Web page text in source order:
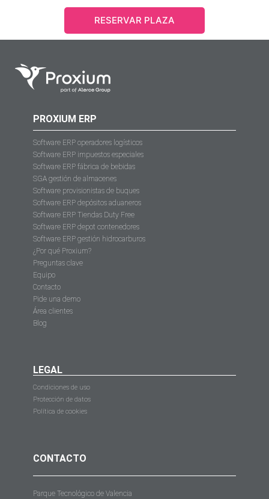
RESERVAR PLAZA
PROXIUM ERP
Software ERP operadores logísticos
Software ERP impuestos especiales
Software ERP fábrica de bebidas
SGA gestión de almacenes
Software provisionistas de buques
Software ERP depósitos aduaneros
Software ERP Tiendas Duty Free
Software ERP depot contenedores
Software ERP gestión hidrocarburos
¿Por qué Proxium?
Preguntas clave
Equipo
Contacto
Pide una demo
Área clientes
Blog
LEGAL
Condiciones de uso
Protección de datos
Política de cookies
CONTACTO
Parque Tecnológico de Valencia